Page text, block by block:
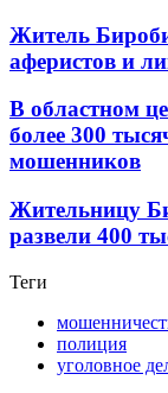
Житель
аферистов и
В областном
более 300
мошенников
Жительницу
развели 400
Теги
полиция
уголовное